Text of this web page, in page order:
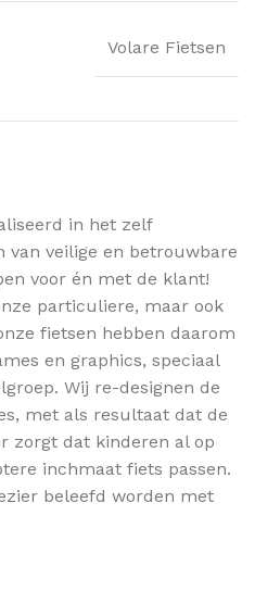
Volare Fietsen
in het zelf
veilige en betrouwbare
voor én met de klant!
particuliere, maar ook
fietsen hebben daarom
en graphics, speciaal
Wij re-designen de
met als resultaat dat de
zorgt dat kinderen al op
inchmaat fiets passen.
beleefd worden met